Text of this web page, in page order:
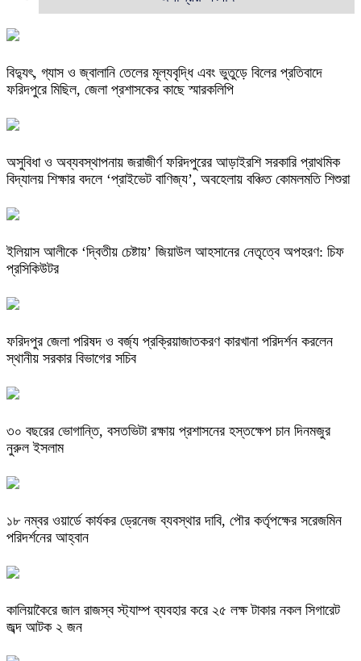
বিদ্যুৎ, গ্যাস ও জ্বালানি তেলের মূল্যবৃদ্ধি এবং ভুতুড়ে বিলের প্রতিবাদে
ফরিদপুরে মিছিল, জেলা প্রশাসকের কাছে স্মারকলিপি
অসুবিধা ও অব্যবস্থাপনায় জরাজীর্ণ ফরিদপুরের আড়াইরশি সরকারি প্রাথমিক
বিদ্যালয় শিক্ষার বদলে ‘প্রাইভেট বাণিজ্য’, অবহেলায় বঞ্চিত কোমলমতি শিশুরা
ইলিয়াস আলীকে ‘দ্বিতীয় চেষ্টায়’ জিয়াউল আহসানের নেতৃত্বে অপহরণ: চিফ
প্রসিকিউটর
ফরিদপুর জেলা পরিষদ ও বর্জ্য প্রক্রিয়াজাতকরণ কারখানা পরিদর্শন করলেন
স্থানীয় সরকার বিভাগের সচিব
৩০ বছরের ভোগান্তি, বসতভিটা রক্ষায় প্রশাসনের হস্তক্ষেপ চান দিনমজুর
নুরুল ইসলাম
১৮ নম্বর ওয়ার্ডে কার্যকর ড্রেনেজ ব্যবস্থার দাবি, পৌর কর্তৃপক্ষের সরেজমিন
পরিদর্শনের আহ্বান
কালিয়াকৈরে জাল রাজস্ব স্ট্যাম্প ব্যবহার করে ২৫ লক্ষ টাকার নকল সিগারেট
জব্দ আটক ২ জন